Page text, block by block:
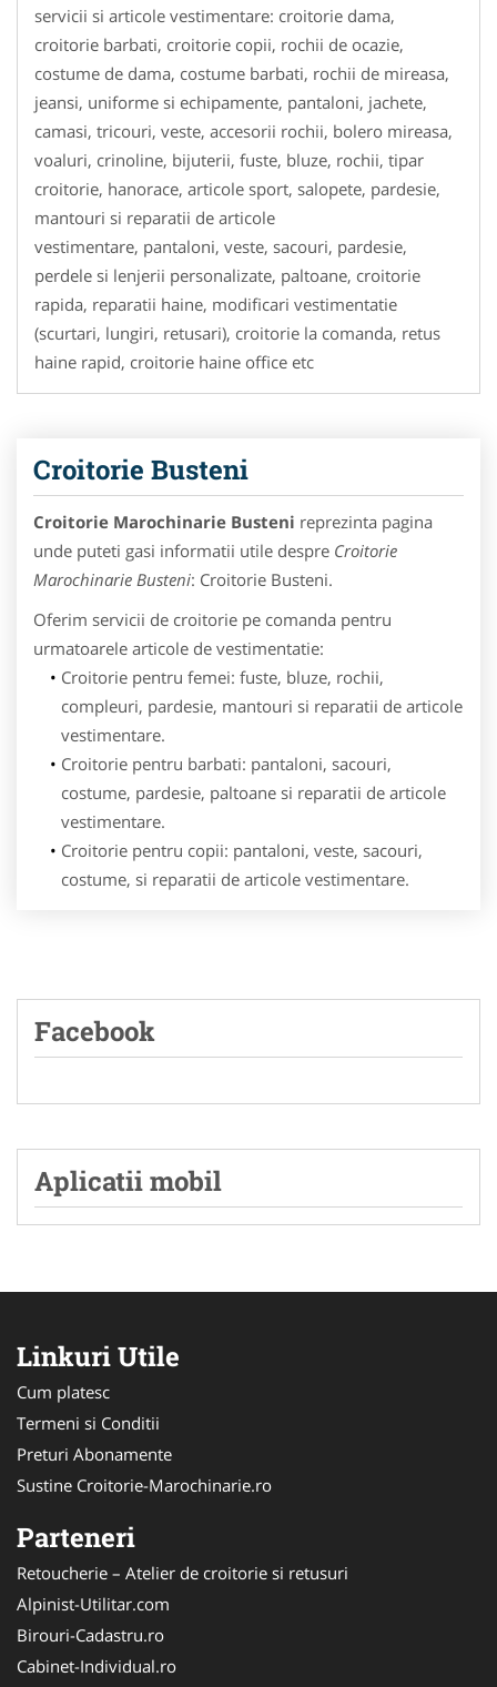
servicii si articole vestimentare: croitorie dama,
croitorie barbati, croitorie copii, rochii de ocazie,
costume de dama, costume barbati, rochii de mireasa,
jeansi, uniforme si echipamente, pantaloni, jachete,
camasi, tricouri, veste, accesorii rochii, bolero mireasa,
voaluri, crinoline, bijuterii, fuste, bluze, rochii, tipar
croitorie, hanorace, articole sport, salopete, pardesie,
mantouri si reparatii de articole
vestimentare, pantaloni, veste, sacouri, pardesie,
perdele si lenjerii personalizate, paltoane, croitorie
rapida, reparatii haine, modificari vestimentatie
(scurtari, lungiri, retusari), croitorie la comanda, retus
haine rapid, croitorie haine office etc
Croitorie Busteni
Croitorie Marochinarie Busteni reprezinta pagina
unde puteti gasi informatii utile despre Croitorie
Marochinarie Busteni: Croitorie Busteni.
Oferim servicii de croitorie pe comanda pentru
urmatoarele articole de vestimentatie:
Croitorie pentru femei: fuste, bluze, rochii,
compleuri, pardesie, mantouri si reparatii de articole
vestimentare.
Croitorie pentru barbati: pantaloni, sacouri,
costume, pardesie, paltoane si reparatii de articole
vestimentare.
Croitorie pentru copii: pantaloni, veste, sacouri,
costume, si reparatii de articole vestimentare.
Facebook
Aplicatii mobil
Linkuri Utile
Cum platesc
Termeni si Conditii
Preturi Abonamente
Sustine Croitorie-Marochinarie.ro
Parteneri
Retoucherie – Atelier de croitorie si retusuri
Alpinist-Utilitar.com
Birouri-Cadastru.ro
Cabinet-Individual.ro